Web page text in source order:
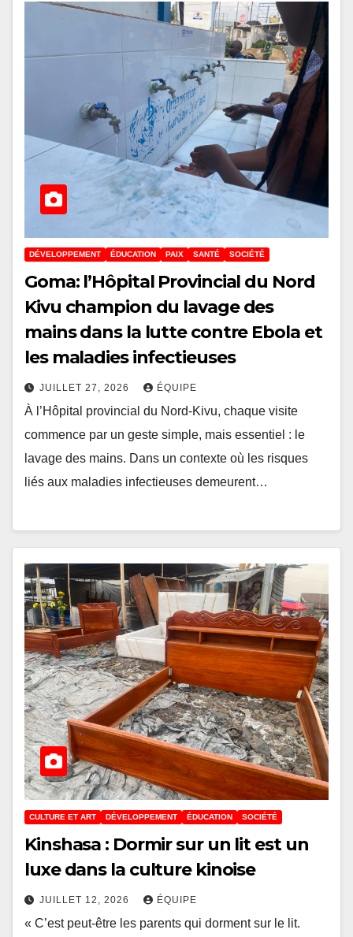
DÉVELOPPEMENT ÉDUCATION PAIX SANTÉ SOCIÉTÉ
Goma: l’Hôpital Provincial du Nord
Kivu champion du lavage des
mains dans la lutte contre Ebola et
les maladies infectieuses
JUILLET 27, 2026 ÉQUIPE
À l’Hôpital provincial du Nord-Kivu, chaque visite
commence par un geste simple, mais essentiel : le
lavage des mains. Dans un contexte où les risques
liés aux maladies infectieuses demeurent…
CULTURE ET ART DÉVELOPPEMENT ÉDUCATION SOCIÉTÉ
Kinshasa : Dormir sur un lit est un
luxe dans la culture kinoise
JUILLET 12, 2026 ÉQUIPE
« C’est peut-être les parents qui dorment sur le lit.